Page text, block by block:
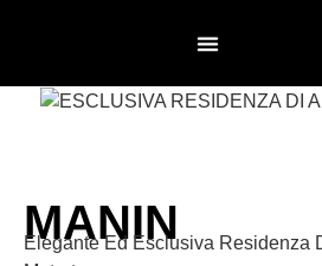
MANIN
Elegante Ed Esclusiva Residenza